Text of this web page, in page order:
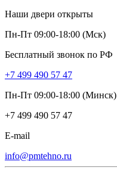
Наши двери открыты
Пн-Пт 09:00-18:00 (Мск)
Бесплатный звонок по РФ
+7 499 490 57 47
Пн-Пт 09:00-18:00 (Минск)
+7 499 490 57 47
E-mail
info@pmtehno.ru